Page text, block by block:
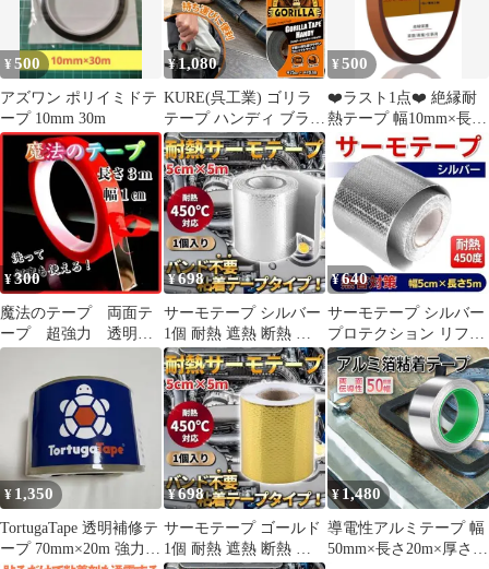
¥500
アズワン ポリイミドテ
ープ 10mm 30m
¥1,080
KURE(呉工業) ゴリラ
テープ ハンディ ブラッ
ク ダクトテープ 黒 補
修テープ kure 呉工業
木材 金属 コンクリート
レンガ 陶器 タイル 石
材 ガラス プラスチック
ビニール ゴム 皮革 日
曜大工
¥500
❤️ラスト1点❤️ 絶縁耐
熱テープ 幅10mm×長
33m ポリイミドテープ
¥300
魔法のテープ 両面テ
ープ 超強力 透明
粘着 はがせる 防水
¥698
サーモテープ シルバー
1個 耐熱 遮熱 断熱 熱
害 アルミ プロテクショ
ン A
¥640
サーモテープ シルバー
プロテクション リフレ
クション 耐熱 エンジン
アルミ
¥ 1,350
TortugaTape 透明補修テ
ープ 70mm×20m 強力防
¥698
サーモテープ ゴールド
1個 耐熱 遮熱 断熱 対
¥ 1,480
導電性アルミテープ 幅
50mm×長さ20m×厚さ